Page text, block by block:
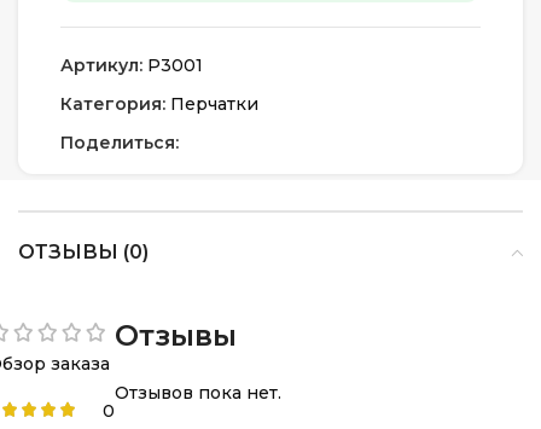
Артикул: P3001
Категория: Перчатки
Поделиться:
ОТЗЫВЫ (0)
заказа
0
Отзывы
Отзывов пока нет.